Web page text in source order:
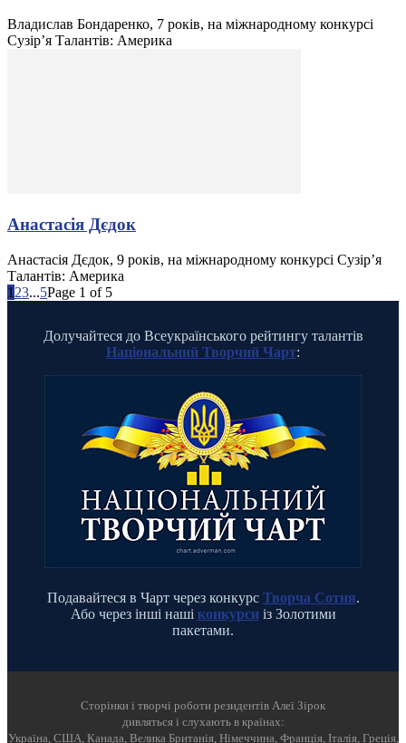
Владислав Бондаренко, 7 років, на міжнародному конкурсі
Сузір’я Талантів: Америка
Анастасія Дєдок
Анастасія Дєдок, 9 років, на міжнародному конкурсі Сузір’я
Талантів: Америка
1 23...5Page 1 of 5
Долучайтеся до Всеукраїнського рейтингу талантів
Національний Творчий Чарт:
Подавайтеся в Чарт через конкурс Творча Сотня.
Або через інші наші конкурсиіз Золотими
пакетами.
Cторінки і творчі роботи резидентів Алеї Зірок
дивляться і слухають в країнах:
Україна, США, Канада, Велика Британія, Німеччина, Франція, Італія, Греція,